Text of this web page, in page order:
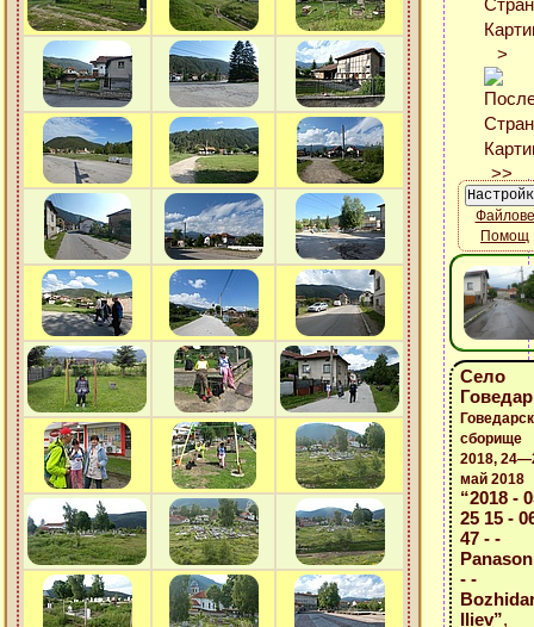
Файлове
Помощ
Село
сборище
2018,
май 2018
“2018 -
25 15 -
47 - -
- -
Iliev”,